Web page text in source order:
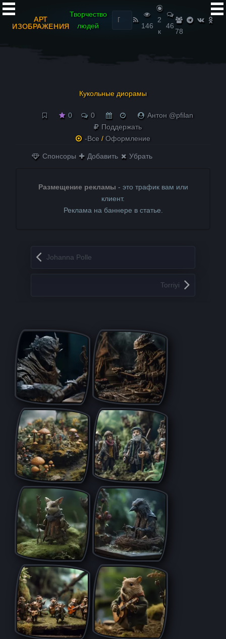
АРТ
ИЗОБРАЖЕНИЯ
Творчество
людей
Найти:
146
2
к
46
78
Кукольные диорамы
0 0
Антон @pfilan
Поддержать
-Все / Оформление
Спонсоры Добавить Убрать
Размещение рекламы - это трафик вам или
клиент.
Реклама на баннере в статье.
Запись навигация
Johanna Polle
Torriyi